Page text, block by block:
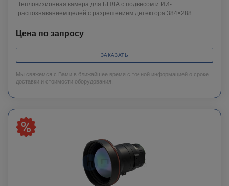
Тепловизионная камера для БПЛА с подвесом и ИИ-
распознаванием целей с разрешением детектора 384×288.
Цена по запросу
ЗАКАЗАТЬ
Мы свяжемся с Вами в ближайшее время с точной информацией о сроке
доставки и стоимости оборудования.